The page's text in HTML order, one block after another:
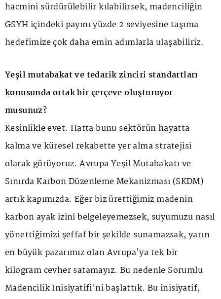
hacmini sürdürülebilir kılabilirsek, madenciliğin
GSYH içindeki payını yüzde 2 seviyesine taşıma
hedefimize çok daha emin adımlarla ulaşabiliriz.
Yeşil mutabakat ve tedarik zinciri standartları
konusunda ortak bir çerçeve oluşturuyor
musunuz?
Kesinlikle evet. Hatta bunu sektörün hayatta
kalma ve küresel rekabette yer alma stratejisi
olarak görüyoruz. Avrupa Yeşil Mutabakatı ve
Sınırda Karbon Düzenleme Mekanizması (SKDM)
artık kapımızda. Eğer biz ürettiğimiz madenin
karbon ayak izini belgeleyemezsek, suyumuzu nasıl
yönettiğimizi şeffaf bir şekilde sunamazsak, yarın
en büyük pazarımız olan Avrupa'ya tek bir
kilogram cevher satamayız. Bu nedenle Sorumlu
Madencilik İnisiyatifi'ni başlattık. Bu inisiyatif,